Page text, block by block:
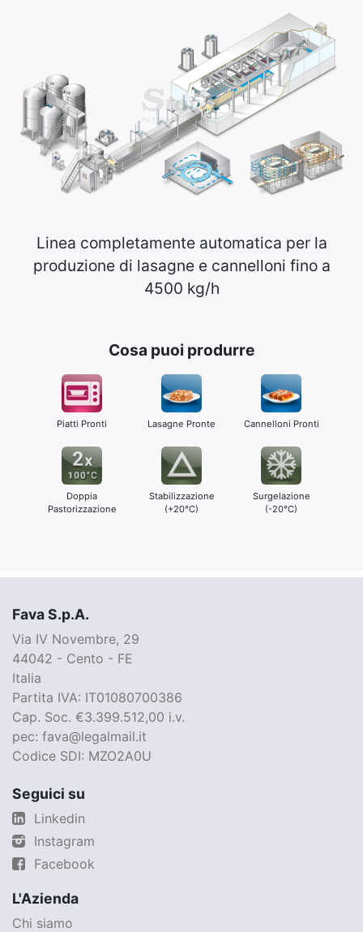
Linea completamente automatica per la
produzione di lasagne e cannelloni fino a
4500 kg/h
Cosa puoi produrre
Piatti Pronti Lasagne Pronte Cannelloni Pronti
Doppia
Pastorizzazione
Stabilizzazione
(+20°C)
Surgelazione
(-20°C)
Fava S.p.A.
Via IV Novembre, 29
44042 - Cento - FE
Italia
Partita IVA: IT01080700386
Cap. Soc. €3.399.512,00 i.v.
pec: fava@legalmail.it
Codice SDI: MZO2A0U
Seguici su
Linkedin
Instagram
Facebook
L'Azienda
Chi siamo